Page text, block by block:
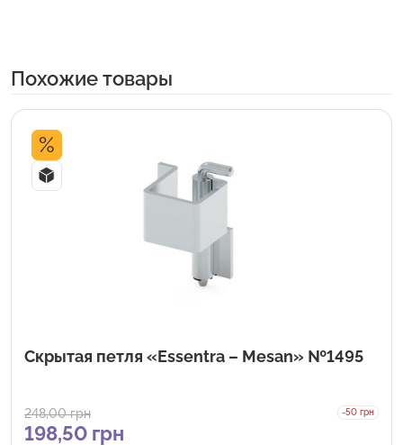
Похожие товары
%
Скрытая петля «Essentra – Mesan» №1495
248,00грн
198,50 грн
-50 грн